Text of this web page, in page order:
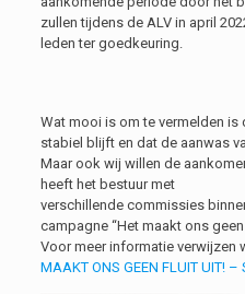
zullen tijdens de ALV in april
leden ter goedkeuring.
Wat mooi is om te vermelden is
stabiel blijft en dat de aanwas
Maar ook wij willen de
heeft het bestuur met
verschillende commissies
campagne “Het maakt ons
Voor meer informatie verwijzen
MAAKT ONS GEEN FLUIT UIT!